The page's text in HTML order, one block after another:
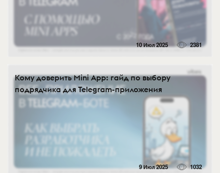
10 Июл 2025 2381
Кому доверить Mini App: гайд по выбору
подрядчика для Telegram-приложения
9 Июл 2025 1032